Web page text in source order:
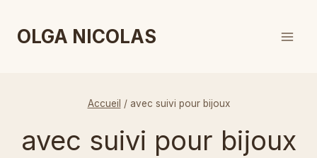
contenu
OLGA NICOLAS
Accueil / avec suivi pour bijoux
avec suivi pour bijoux